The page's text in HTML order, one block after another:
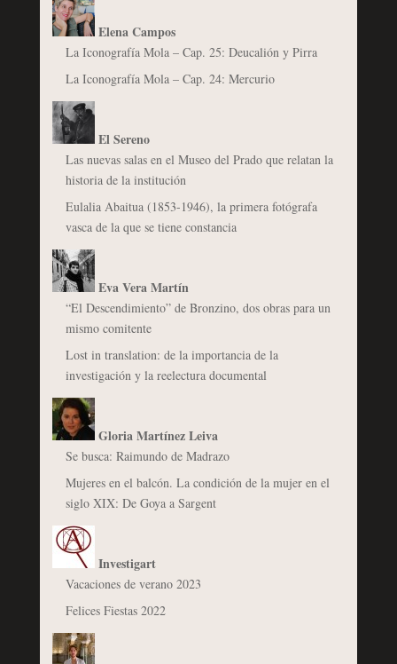
Elena Campos
La Iconografía Mola – Cap. 25: Deucalión y Pirra
La Iconografía Mola – Cap. 24: Mercurio
El Sereno
Las nuevas salas en el Museo del Prado que relatan la
historia de la institución
Eulalia Abaitua (1853-1946), la primera fotógrafa
vasca de la que se tiene constancia
Eva Vera Martín
“El Descendimiento” de Bronzino, dos obras para un
mismo comitente
Lost in translation: de la importancia de la
investigación y la reelectura documental
Gloria Martínez Leiva
Se busca: Raimundo de Madrazo
Mujeres en el balcón. La condición de la mujer en el
siglo XIX: De Goya a Sargent
Investigart
Vacaciones de verano 2023
Felices Fiestas 2022